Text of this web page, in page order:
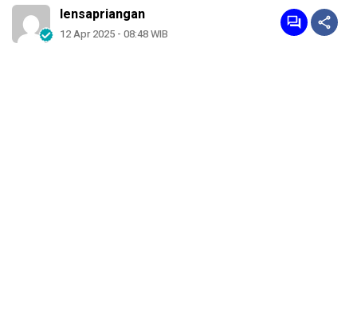
lensapriangan
12 Apr 2025 - 08:48 WIB